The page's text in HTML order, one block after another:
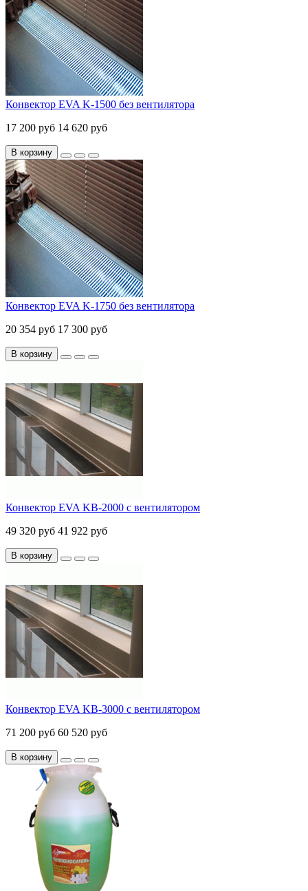
Конвектор EVA K-1500 без вентилятора
17 200 руб 14 620 руб
В корзину
Конвектор EVA K-1750 без вентилятора
20 354 руб 17 300 руб
В корзину
Конвектор EVA KB-2000 с вентилятором
49 320 руб 41 922 руб
В корзину
Конвектор EVA KB-3000 с вентилятором
71 200 руб 60 520 руб
В корзину